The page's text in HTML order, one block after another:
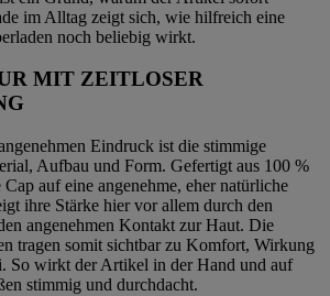
im Alltag zeigt sich, wie hilfreich eine
noch beliebig wirkt.
MIT ZEITLOSER
Eindruck ist die stimmige
Aufbau und Form. Gefertigt aus 100 %
auf eine angenehme, eher natürliche
ihre Stärke hier vor allem durch den
angenehmen Kontakt zur Haut. Die
tragen somit sichtbar zu Komfort, Wirkung
So wirkt der Artikel in der Hand und auf
stimmig und durchdacht.